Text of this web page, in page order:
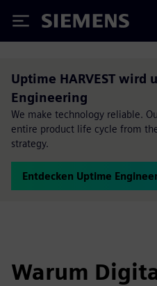
Siemens
Uptime HARVEST
Engineering
We make technology reliable.
entire product life cycle from
strategy.
Entdecken Uptime
Warum